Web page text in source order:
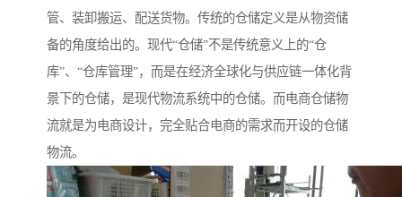
管、装卸搬运、配送货物。传统的仓储定义是从物资储
备的角度给出的。现代“仓储”不是传统意义上的“仓
库”、“仓库管理”，而是在经济全球化与供应链一体化背
景下的仓储，是现代物流系统中的仓储。而电商仓储物
流就是为电商设计，完全贴合电商的需求而开设的仓储
物流。